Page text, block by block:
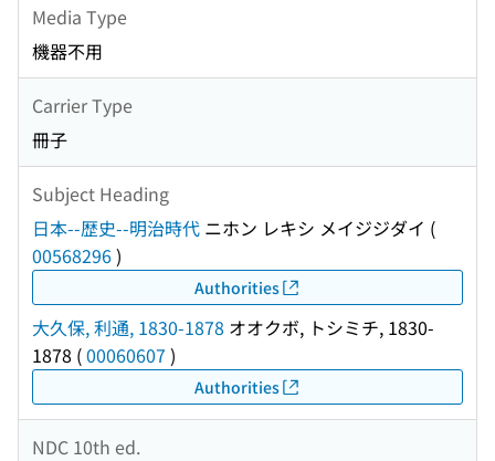
Media Type
機器不用
Carrier Type
冊子
Subject Heading
日本--歴史--明治時代 ニホン レキシ メイジジダイ (
00568296)
Authorities
大久保, 利通, 1830-1878 オオクボ, トシミチ, 1830-
1878 (00060607 )
Authorities
NDC 10th ed.